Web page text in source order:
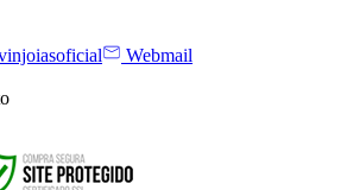
Webmail